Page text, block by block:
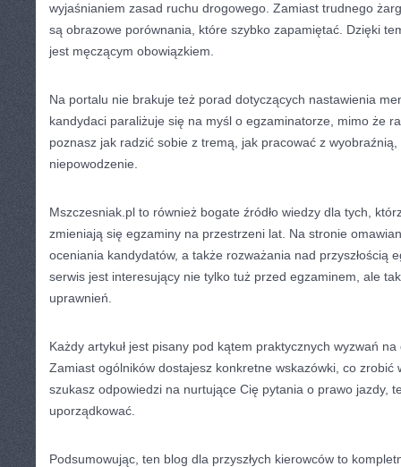
wyjaśnianiem zasad ruchu drogowego. Zamiast trudnego
są obrazowe porównania, które szybko zapamiętać. Dzięki
jest męczącym obowiązkiem.
Na portalu nie brakuje też porad dotyczących nastawienia
kandydaci paraliżuje się na myśl o egzaminatorze, mimo że
poznasz jak radzić sobie z tremą, jak pracować z
niepowodzenie.
Mszczesniak.pl to również bogate źródło wiedzy dla tych,
zmieniają się egzaminy na przestrzeni lat. Na stronie
oceniania kandydatów, a także rozważania nad przyszłością
serwis jest interesujący nie tylko tuż przed egzaminem, ale
uprawnień.
Każdy artykuł jest pisany pod kątem praktycznych wyzwań
Zamiast ogólników dostajesz konkretne wskazówki, co zrobić
szukasz odpowiedzi na nurtujące Cię pytania o prawo jazdy,
uporządkować.
Podsumowując, ten blog dla przyszłych kierowców to